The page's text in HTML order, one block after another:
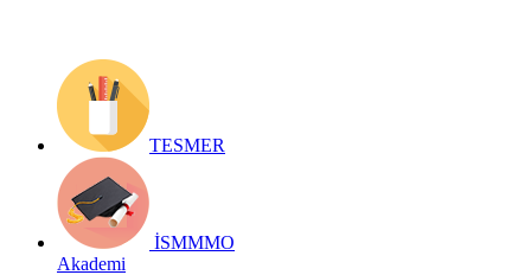
TESMER
İSMMMO
Akademi